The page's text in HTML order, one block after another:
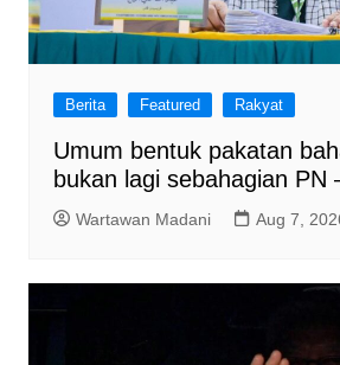
Berita Featured Rakyat
Umum bentuk pakatan
bukan lagi sebahagian PN
Wartawan Madani Aug 7,